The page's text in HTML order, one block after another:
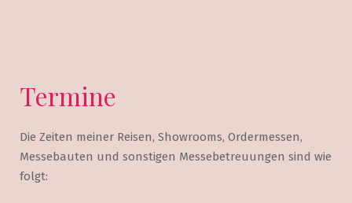
Termine
Die Zeiten meiner Reisen, Showrooms, Ordermessen,
Messebauten und sonstigen Messebetreuungen sind wie
folgt: